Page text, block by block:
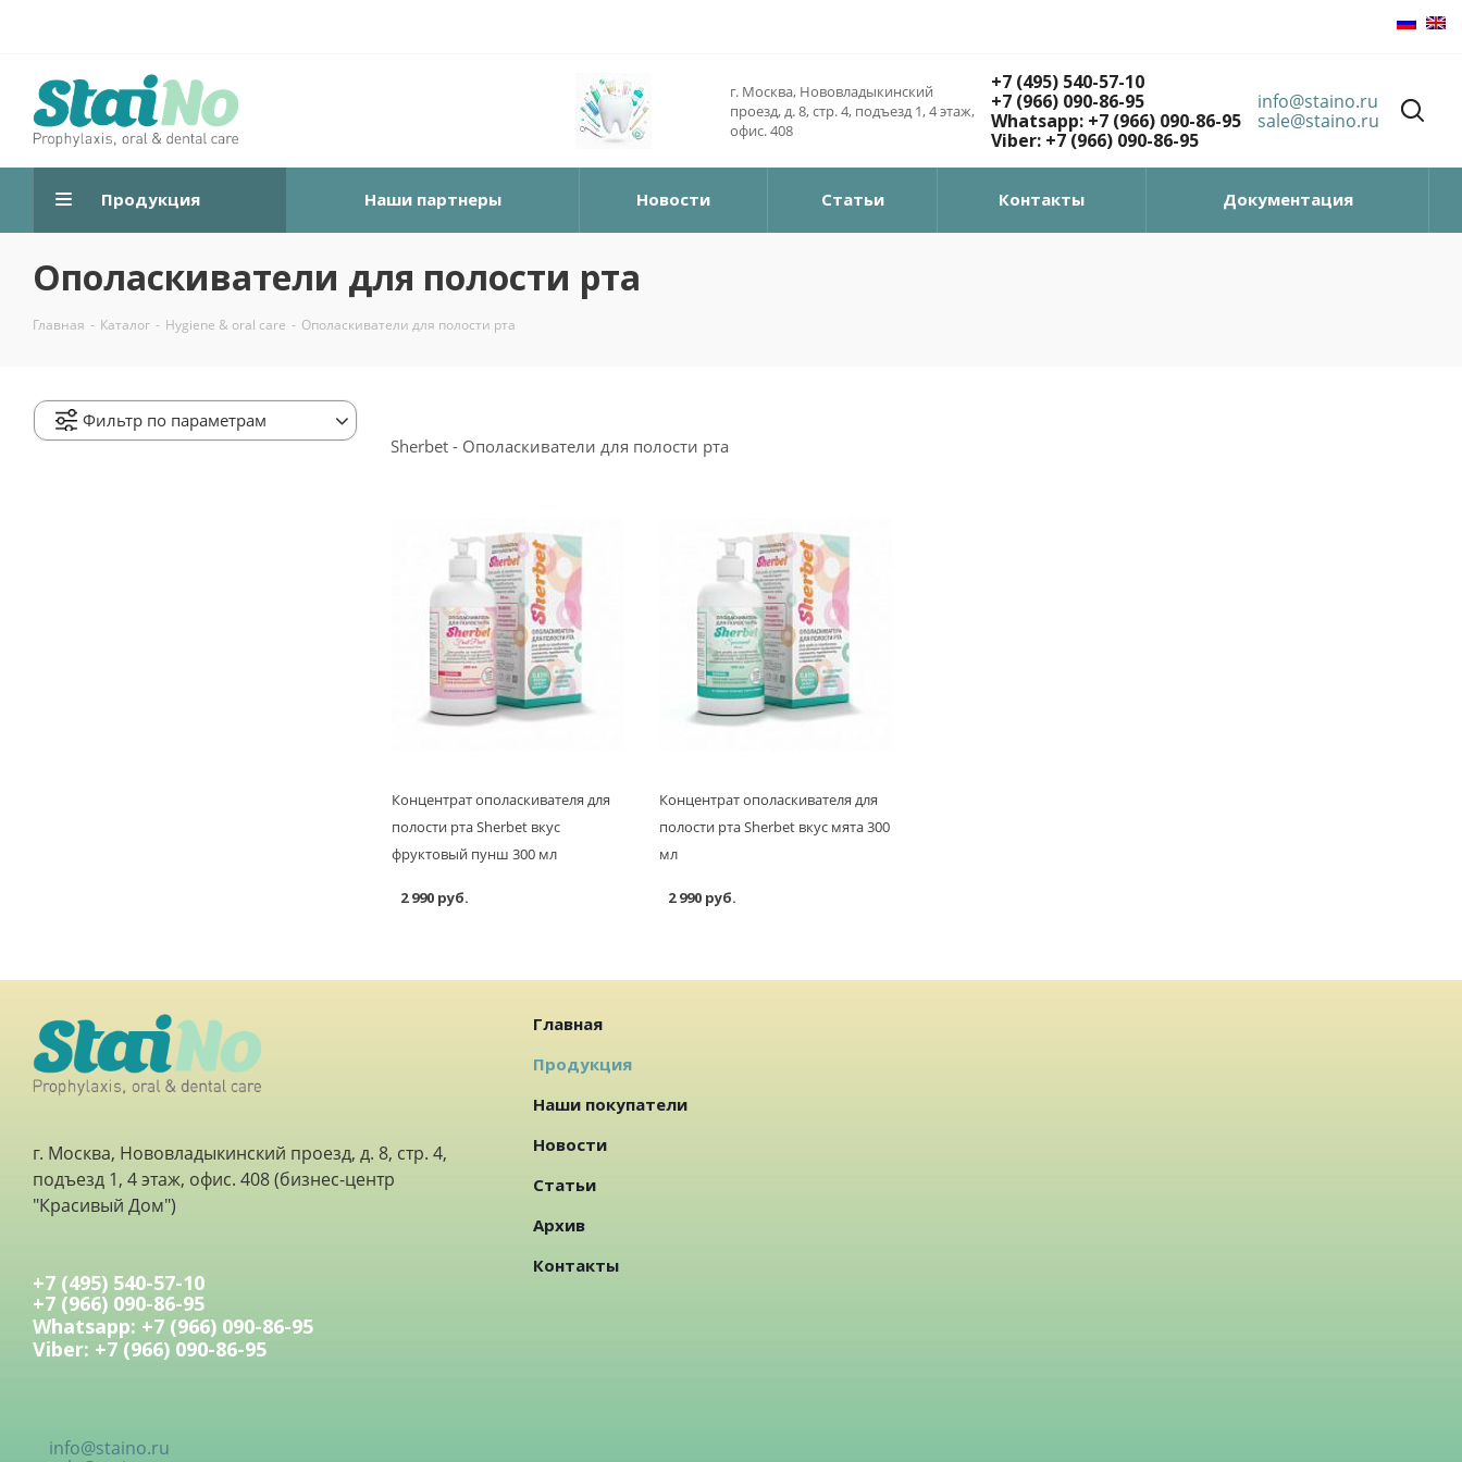
г. Москва, Нововладыкинский
проезд, д. 8, стр. 4, подъезд 1, 4 этаж,
офис. 408
+7 (495) 540-57-10
+7 (966) 090-86-95
Whatsapp: +7 (966) 090-86-95
Viber: +7 (966) 090-86-95
info@staino.ru
sale@staino.ru
Продукция Наши партнеры Новости Статьи Контакты Документация
Ополаскиватели для полости рта
Главная - Каталог - Hygiene & oral care - Ополаскиватели для полости рта
Фильтр по параметрам
Sherbet - Ополаскиватели для полости рта
Концентрат ополаскивателя для
полости рта Sherbet вкус
фруктовый пунш 300 мл
2 990 руб.
Концентрат ополаскивателя для
полости рта Sherbet вкус мята 300
мл
2 990 руб.
г. Москва, Нововладыкинский проезд, д. 8, стр. 4,
подъезд 1, 4 этаж, офис. 408 (бизнес-центр
"Красивый Дом")
+7 (495) 540-57-10
+7 (966) 090-86-95
Whatsapp: +7 (966) 090-86-95
Viber: +7 (966) 090-86-95
info@staino.ru
Главная
Продукция
Наши покупатели
Новости
Статьи
Архив
Контакты